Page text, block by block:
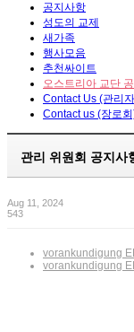
공지사항
성도의 교제
새가족
행사모음
추천싸이트
오스트리아 교단
Contact Us (관리
Contact us (장로
관리 위원회 공지사
Aug 11, 2024
543
vorankundigung
vorankundigung